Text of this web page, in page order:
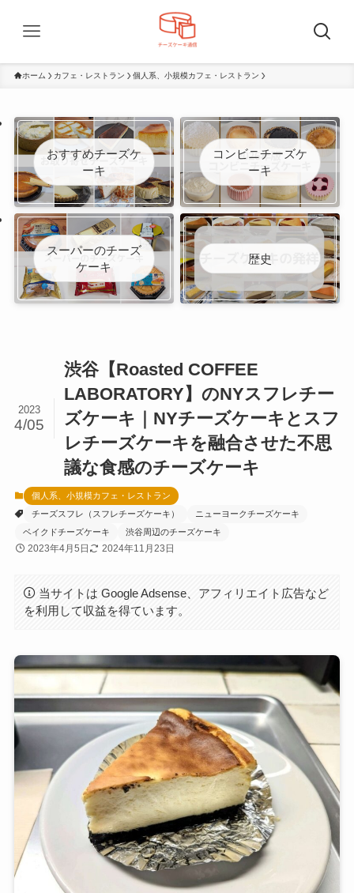
ホーム カフェ・レストラン 個人系、小規模カフェ・レストラン
おすすめチーズケ
ーキ
コンビニチーズケ
ーキ
スーパーのチーズ
ケーキ
歴史
渋谷【Roasted COFFEE
LABORATORY】のNYスフレチー
ズケーキ｜NYチーズケーキとスフ
レチーズケーキを融合させた不思
議な食感のチーズケーキ
2023
4/05
個人系、小規模カフェ・レストラン
チーズスフレ（スフレチーズケーキ）
ニューヨークチーズケーキ
ベイクドチーズケーキ
渋谷周辺のチーズケーキ
2023年4月5日 2024年11月23日
当サイトは Google Adsense、アフィリエイト広告など
を利用して収益を得ています。